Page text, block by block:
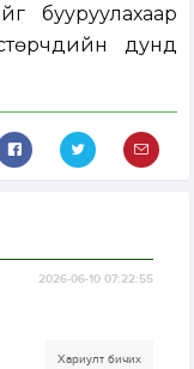
бууруулахаар
дунд
2026-06-10 07:22:55
Хариулт бичих